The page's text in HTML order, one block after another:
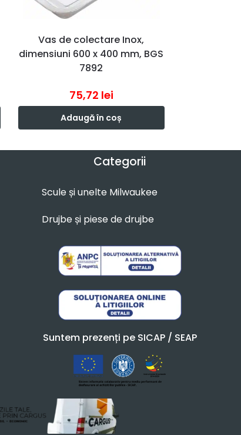
Vas de colectare Inox,
dimensiuni 600 x 400 mm, BGS
7892
75,72 lei
Adaugă în coș
Categorii
Scule și unelte Milwaukee
Drujbe și piese de drujbe
Suntem prezenți pe SICAP / SEAP